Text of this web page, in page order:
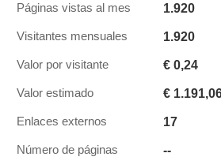
Páginas vistas al mes 1.920
Visitantes mensuales 1.920
Valor por visitante € 0,24
Valor estimado €
Enlaces externos 17
Número de páginas --